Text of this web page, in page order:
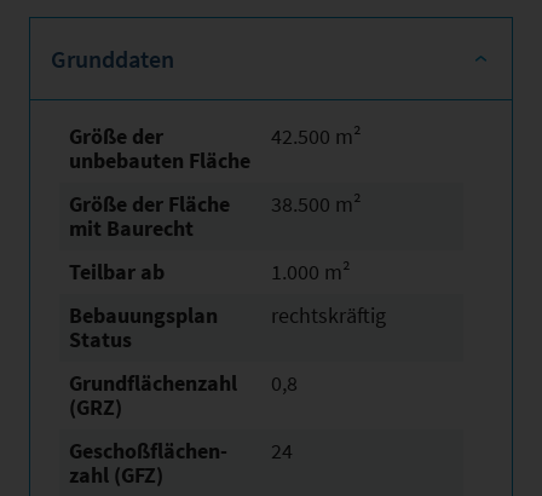
Grunddaten
Größe der
unbebauten Fläche
42.500 m²
Größe der Fläche
mit Baurecht
38.500 m²
Teilbar ab
1.000 m²
Bebauungsplan
Status
rechtskräftig
Grundflächen­zahl
(GRZ)
0,8
Geschoßflächen­
zahl (GFZ)
24